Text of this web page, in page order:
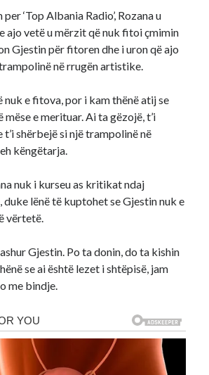
‘Top Albania Radio’, Rozana u
ajo vetë u mërzit që nuk fitoi çmimin
Gjestin për fitoren dhe i uron që ajo
në rrugën artistike.
nuk e fitova, por i kam thënë atij se
mëse e merituar. Ai ta gëzojë, t’i
shërbejë si një trampolinë në
këngëtarja.
nuk i kurseu as kritikat ndaj
duke lënë të kuptohet se Gjestin nuk e
vërtetë.
Gjestin. Po ta donin, do ta kishin
se ai është lezet i shtëpisë, jam
me bindje.